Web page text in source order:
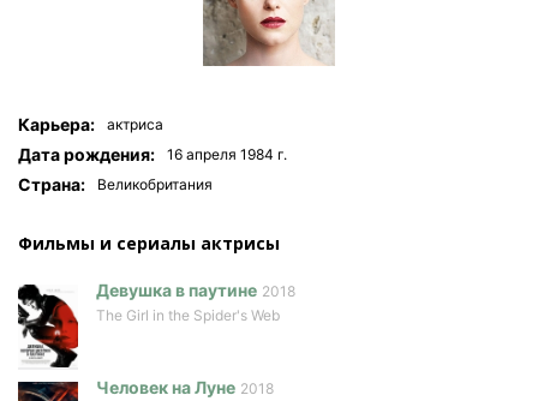
Карьера: актриса
Дата рождения: 16 апреля 1984 г.
Страна: Великобритания
Фильмы и сериалы актриcы
Девушка в паутине 2018
The Girl in the Spider's Web
Человек на Луне 2018